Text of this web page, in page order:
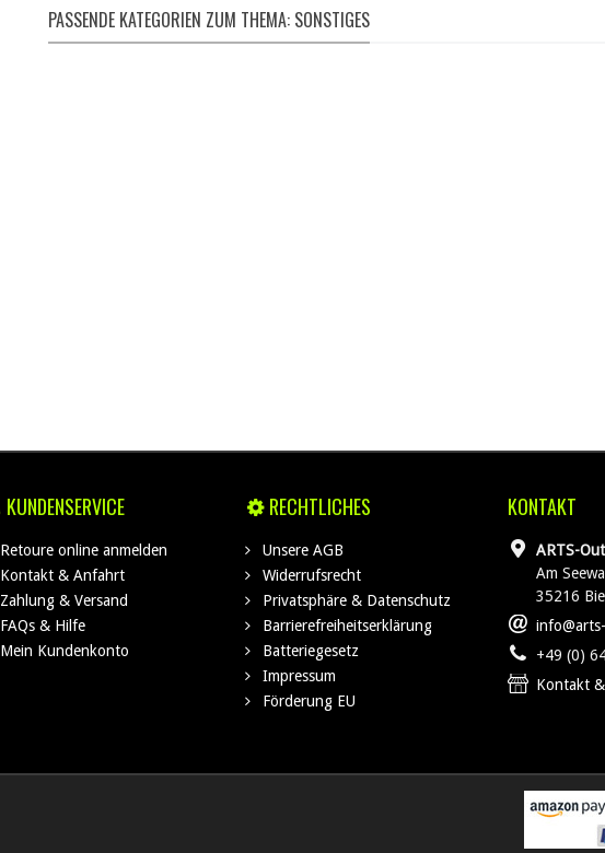
PASSENDE KATEGORIEN ZUM THEMA: SONSTIGES
KUNDENSERVICE
Retoure online anmelden
Kontakt & Anfahrt
Zahlung & Versand
FAQs & Hilfe
Mein Kundenkonto
RECHTLICHES
Unsere AGB
Widerrufsrecht
Privatsphäre & Datenschutz
Barrierefreiheitserklärung
Batteriegesetz
Impressum
Förderung EU
KONTAKT
ARTS-
Am
35216
+49 (0)
Kontakt